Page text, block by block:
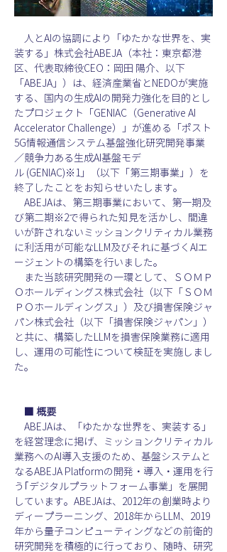
人とAIの協調により「ゆたかな世界を、実
装する」株式会社ABEJA（本社：東京都港
区、代表取締役CEO：岡田 陽介、以下
「ABEJA」）は、経済産業省とNEDOが実施
する、国内の生成AIの開発力強化を目的とし
たプロジェクト「GENIAC（Generative AI
Accelerator Challenge）」が進める「ポスト
5G情報通信システム基盤強化研究開発事業
／競争力ある生成AI基盤モデ
ル (GENIAC)※1」（以下「第三期事業」）を
終了したことをお知らせいたします。
ABEJAは、第三期事業において、第一期及
び第二期※2で得られた知見を活かし、間違
いが許されないミッションクリティカル業務
に利活用が可能なLLM及びそれに基づくAIエ
ージェントの構築を行いました。
また当該研究開発の一環として、ＳＯＭＰ
Ｏ ホールディングス 株式会社（以下「ＳＯＭ
ＰＯ ホールディングス 」）及び損害保険ジャ
パン株式会社（以下「損害保険ジャパン」）
と共に、構築したLLMを損害保険業務に適用
し、運用の可能性について検証を実施しまし
た。
■ 概要
ABEJAは、「ゆたかな世界を、実装する」
を経営理念に掲げ、ミッションクリティカル
業務へのAI導入支援のため、基盤システムと
なるABEJA Platformの開発・導入・運用を行
う｢デジタルプラットフォーム事業」を展開
しています。ABEJAは、2012年の創業時より
ディープラーニング、2018年からLLM、2019
年から量子コンピューティングなどの前衛的
研究開発を積極的に行っており、随時、研究